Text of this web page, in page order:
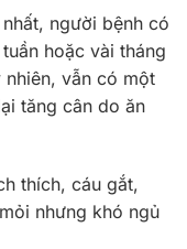
người bệnh có
hoặc vài tháng
nhiên, vẫn có một
tăng cân do ăn
thích, cáu gắt,
nhưng khó ngủ